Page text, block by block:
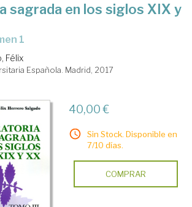
sagrada en los siglos XIX y
1
Félix
Española. Madrid, 2017
40,00 €
Sin Stock. Disponible en
7/10 días.
COMPRAR